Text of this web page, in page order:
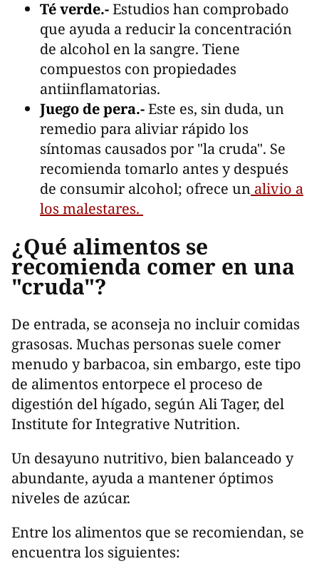
Té verde.-Estudios han comprobado
que ayuda a reducir la concentración
de alcohol en la sangre. Tiene
compuestos con propiedades
antiinflamatorias.
Juego de pera.-Este es, sin duda, un
remedio para aliviar rápido los
síntomas causados por "la cruda". Se
recomienda tomarlo antes y después
de consumir alcohol; ofrece un alivio a
los malestares.
¿Qué alimentos se
recomienda comer en una
"cruda"?
De entrada, se aconseja no incluir comidas
grasosas. Muchas personas suele comer
menudo y barbacoa, sin embargo, este tipo
de alimentos entorpece el proceso de
digestión del hígado, según Ali Tager, del
Institute for Integrative Nutrition.
Un desayuno nutritivo, bien balanceado y
abundante, ayuda a mantener óptimos
niveles de azúcar.
Entre los alimentos que se recomiendan, se
encuentra los siguientes: